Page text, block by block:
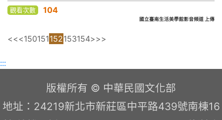
觀看次數 104
國立臺南生活美學館影音頻道 上傳
<<<150151152153154>>>
:::
版權所有 © 中華民國文化部
地址：24219新北市新莊區中平路439號南棟16